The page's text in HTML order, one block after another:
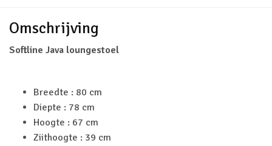
Omschrijving
Softline Java loungestoel
Breedte : 80 cm
Diepte : 78 cm
Hoogte : 67 cm
Ziithoogte : 39 cm